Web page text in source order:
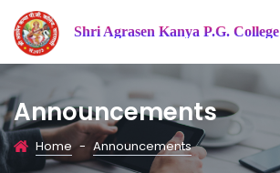
Shri Agrasen Kanya P.G. College
Announcements
Home - Announcements